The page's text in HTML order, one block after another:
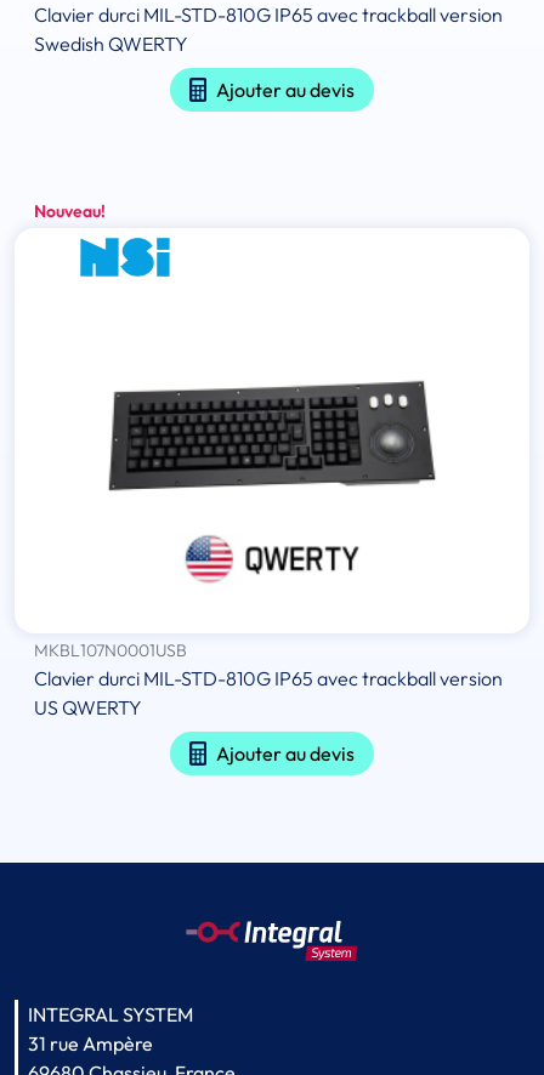
Clavier durci MIL-STD-810G IP65 avec trackball version
Swedish QWERTY
Ajouter au devis
Nouveau!
MKBL107N0001USB
Clavier durci MIL-STD-810G IP65 avec trackball version
US QWERTY
Ajouter au devis
INTEGRAL SYSTEM
31 rue Ampère